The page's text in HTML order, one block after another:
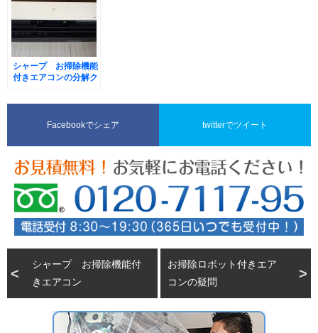
シャープ お掃除機能
付きエアコンの分解ク
Facebookでシェア twitterでツイート
シャープ お掃除機能付
きエアコン
お掃除ロボット付きエア
コンの疑問